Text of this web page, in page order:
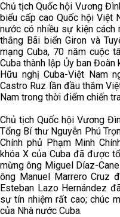
Chủ tịch Quốc hội Vương
biểu cấp cao Quốc hội Việt
nước có nhiều sự kiện cách
thắng Bãi biển Giron và
mạng Cuba, 70 năm cuộc
Cuba thành lập Ủy ban
Hữu nghị Cuba-Việt Nam
Castro Ruz lần đầu thăm
Nam trong thời điểm chiến
Chủ tịch Quốc hội Vương
Tổng Bí thư Nguyễn Phú
Chính phủ Phạm Minh
khóa X của Cuba đã được
mừng ông Miguel Díaz-
ông Manuel Marrero Cruz
Esteban Lazo Hernández
sự tín nhiệm rất cao; chúc
của Nhà nước Cuba.